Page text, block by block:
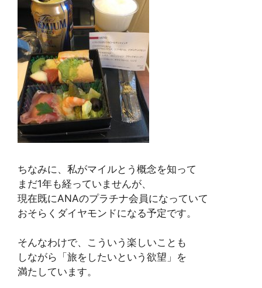
ちなみに、私がマイルとう概念を知って
まだ1年も経っていませんが、
現在既にANAのプラチナ会員になっていて
おそらくダイヤモンドになる予定です。
そんなわけで、こういう楽しいことも
しながら「旅をしたいという欲望」を
満たしています。